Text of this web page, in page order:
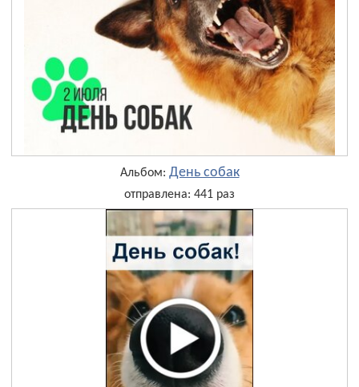
Альбом: День собак
отправлена: 441 раз